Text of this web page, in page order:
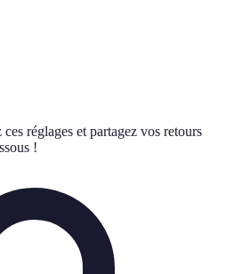
réglages et partagez vos retours
!